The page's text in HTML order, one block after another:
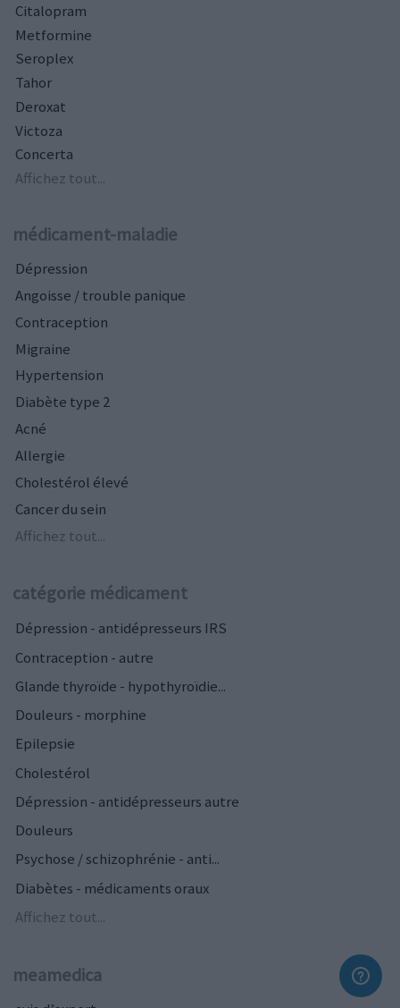
Citalopram
Metformine
Seroplex
Tahor
Deroxat
Victoza
Concerta
Affichez tout...
médicament-maladie
Dépression
Angoisse / trouble panique
Contraception
Migraine
Hypertension
Diabète type 2
Acné
Allergie
Cholestérol élevé
Cancer du sein
Affichez tout...
catégorie médicament
Dépression - antidépresseurs IRS
Contraception - autre
Glande thyroïde - hypothyroïdie...
Douleurs - morphine
Epilepsie
Cholestérol
Dépression - antidépresseurs autre
Douleurs
Psychose / schizophrénie - anti...
Diabètes - médicaments oraux
Affichez tout...
meamedica